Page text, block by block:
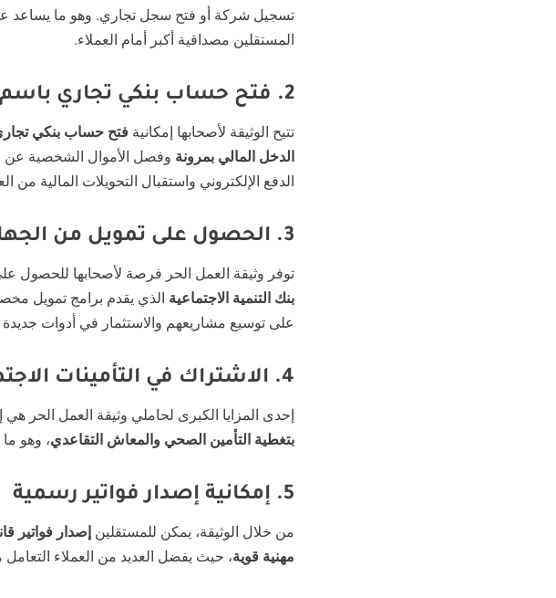
تسجيل شركة أو فتح سجل تجاري. وهو ما يساعد
المستقلين مصداقية أكبر أمام العملاء.
2. فتح حساب بنكي تجاري باسم النشاط
تتيح الوثيقة لأصحابها إمكانيةفتح حساب بنكي
الدخل المالي بمرونة وفصل الأموال الشخصية عن
الدفع الإلكتروني واستقبال التحويلات المالية من
3. الحصول على تمويل من الجهات الرسمية
توفر وثيقة العمل الحر فرصة لأصحابها للحصول
بنك التنمية الاجتماعية الذي يقدم برامج تمويل
على توسيع مشاريعهم والاستثمار في أدوات جديدة
4. الاشتراك في التأمينات الاجتماعية
إحدى المزايا الكبرى لحاملي وثيقة العمل الحر
بتغطية التأمين الصحي والمعاش التقاعدي، وهو
5. إمكانية إصدار فواتير رسمية
من خلال الوثيقة، يمكن للمستقلينإصدار فواتير
مهنية قوية، حيث يفضل العديد من العملاء